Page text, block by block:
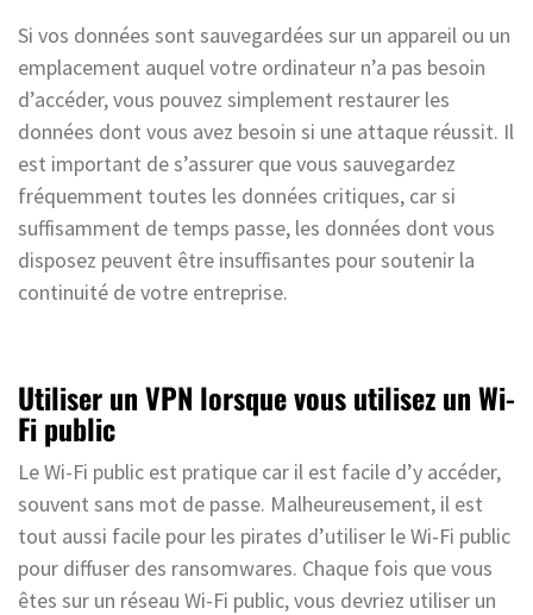
Si vos données sont sauvegardées sur un appareil ou un
emplacement auquel votre ordinateur n’a pas besoin
d’accéder, vous pouvez simplement restaurer les
données dont vous avez besoin si une attaque réussit. Il
est important de s’assurer que vous sauvegardez
fréquemment toutes les données critiques, car si
suffisamment de temps passe, les données dont vous
disposez peuvent être insuffisantes pour soutenir la
continuité de votre entreprise.
Utiliser un VPN lorsque vous utilisez un Wi-
Fi public
Le Wi-Fi public est pratique car il est facile d’y accéder,
souvent sans mot de passe. Malheureusement, il est
tout aussi facile pour les pirates d’utiliser le Wi-Fi public
pour diffuser des ransomwares. Chaque fois que vous
êtes sur un réseau Wi-Fi public, vous devriez utiliser un